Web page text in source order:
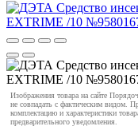
Изображения товара на сайте
не совпадать с фактическим видом.
комплектацию и характеристики
предварительного уведомления.